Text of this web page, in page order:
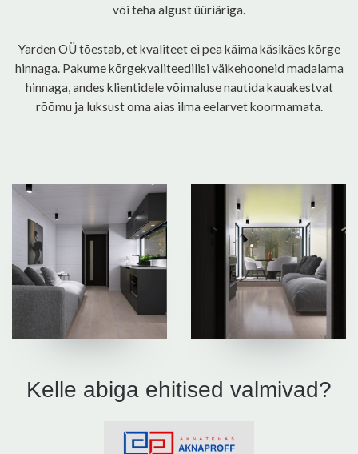
või teha algust üüriäriga.
Yarden OÜ tõestab, et kvaliteet ei pea käima käsikäes kõrge
hinnaga. Pakume kõrgekvaliteedilisi väikehooneid madalama
hinnaga, andes klientidele võimaluse nautida kauakestvat
rõõmu ja luksust oma aias ilma eelarvet koormamata.
Kelle abiga ehitised valmivad?